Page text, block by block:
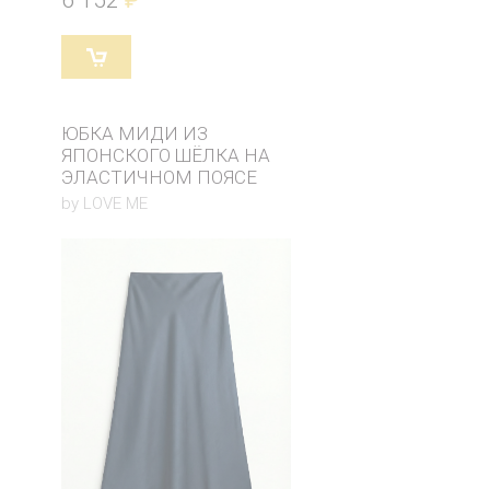
ЮБКА МИДИ ИЗ
ЯПОНСКОГО ШЁЛКА НА
ЭЛАСТИЧНОМ ПОЯСЕ
by LOVE ME